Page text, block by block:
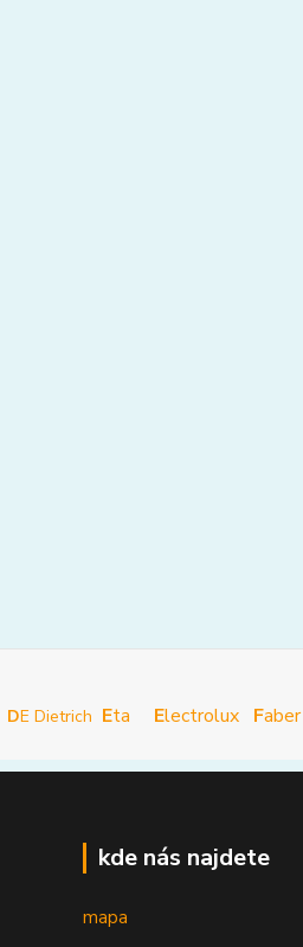
DE Dietrich Eta Electrolux Faber
kde nás najdete
mapa